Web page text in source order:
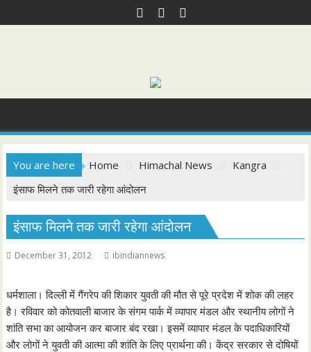
to
You are here Home Himachal News
Kangra
इंसाफ मिलने तक जारी रहेगा आंदोलन
इंसाफ मिलने तक जारी रहेगा आंदोलन
December 31, 2012 ibindiannews
धर्मशाला। दिल्ली में गैंगरेप की शिकार युवती की मौत से पूरे प्रदेश में शोक की लहर
है। रविवार को कोतवाली बाजार के संगम पार्क में व्यापार मंडल और स्थानीय लोगों ने
शांति सभा का आयोजन कर बाजार बंद रखा। इसमें व्यापार मंडल के पदाधिकारियों
और लोगों ने युवती की आत्मा की शांति के लिए प्रार्थना की। केंद्र सरकार से दोषियों